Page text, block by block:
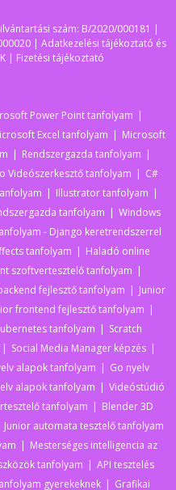
szám: B/2020/000181 |
| Adatkezelési tájékoztató és
| Fizetési tájékoztató
Power Point tanfolyam
Excel tanfolyam
Microsoft
Rendszergazda tanfolyam
Videószerkesztő tanfolyam
C#
Illustrator tanfolyam
tanfolyam
Windows
- Django keretrendszerrel
tanfolyam
Haladó online
szoftvertesztelő tanfolyam
fejlesztő tanfolyam
Junior
frontend fejlesztő tanfolyam
tanfolyam
Scratch
Social Media Manager képzés
alapok tanfolyam
Go nyelv
alapok tanfolyam
Videóstúdió
tanfolyam
Blender 3D
Junior automata tesztelő tanfolyam
Mesterséges intelligencia az
tanfolyam
API tesztelés
gyerekeknek Grafikai